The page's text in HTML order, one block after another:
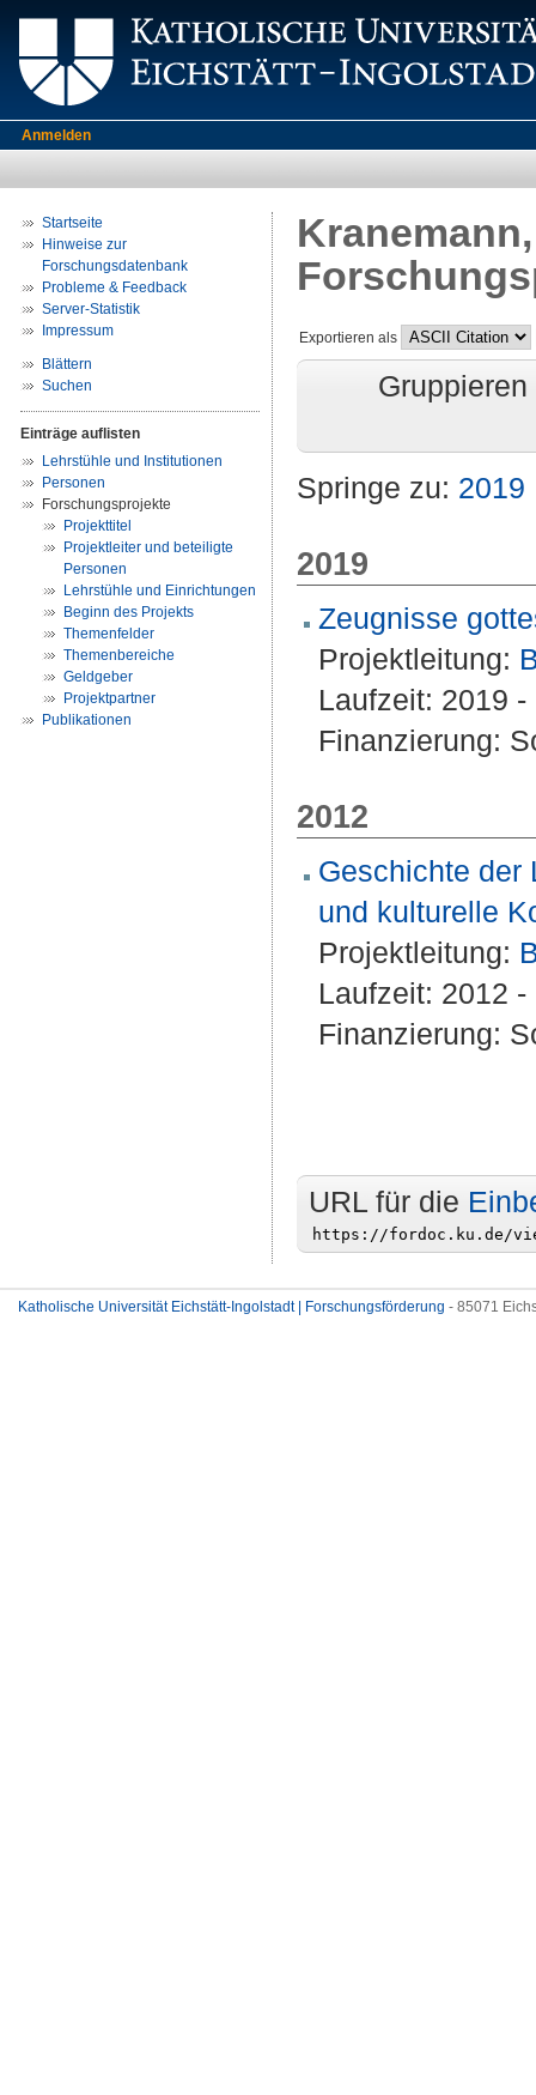
Anmelden
Startseite
Hinweise zur
Forschungsdatenbank
Probleme & Feedback
Server-Statistik
Impressum
Blättern
Suchen
Einträge auflisten
Lehrstühle und Institutionen
Personen
Forschungsprojekte
Projekttitel
Projektleiter und beteiligte
Personen
Lehrstühle und Einrichtungen
Beginn des Projekts
Themenfelder
Themenbereiche
Geldgeber
Projektpartner
Publikationen
Exportieren als
Springe zu: 2019
2019
Zeugnisse
Projektleitung:
Laufzeit: 2019
Finanzierung:
2012
Geschichte der
und kulturelle
Projektleitung:
Laufzeit: 2012
Finanzierung:
URL für die
Katholische Universität Eichstätt-Ingolstadt | Forschungsförderung - 85071